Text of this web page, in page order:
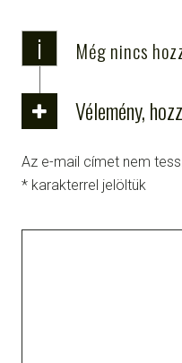
i Még nincs
Vélemény,
Az e-mail címet nem
* karakterrel jelöltük